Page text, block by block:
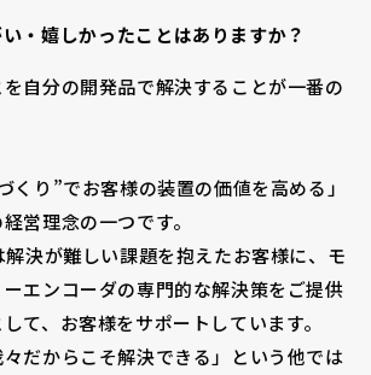
・嬉しかったことはありますか？
自分の開発品で解決することが一番の
くり”でお客様の装置の価値を高める」
営理念の一つです。
決が難しい課題を抱えたお客様に、モ
エンコーダの専門的な解決策をご提供
て、お客様をサポートしています。
だからこそ解決できる」という他では